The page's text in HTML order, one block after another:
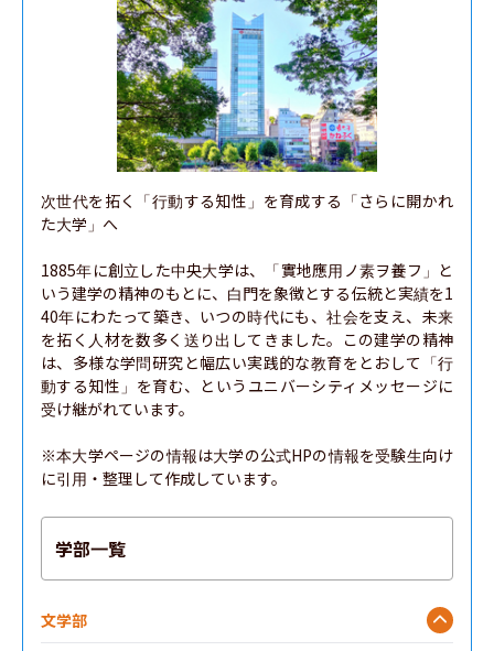
次世代を拓く「行動する知性」を育成する「さらに開かれ
た大学」へ
1885年に創立した中央大学は、「實地應用ノ素ヲ養フ」と
いう建学の精神のもとに、白門を象徴とする伝統と実績を1
40年にわたって築き、いつの時代にも、社会を支え、未来
を拓く人材を数多く送り出してきました。この建学の精神
は、多様な学問研究と幅広い実践的な教育をとおして「行
動する知性」を育む、というユニバーシティメッセージに
受け継がれています。
※本大学ページの情報は大学の公式HPの情報を受験生向け
に引用・整理して作成しています。
学部一覧
文学部